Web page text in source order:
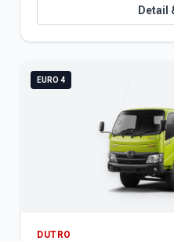
Detail
EURO 4
DUTRO